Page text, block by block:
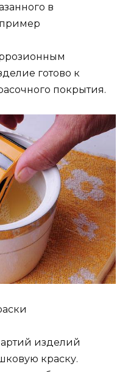
в
готово к
покрытия.
изделий
краску.